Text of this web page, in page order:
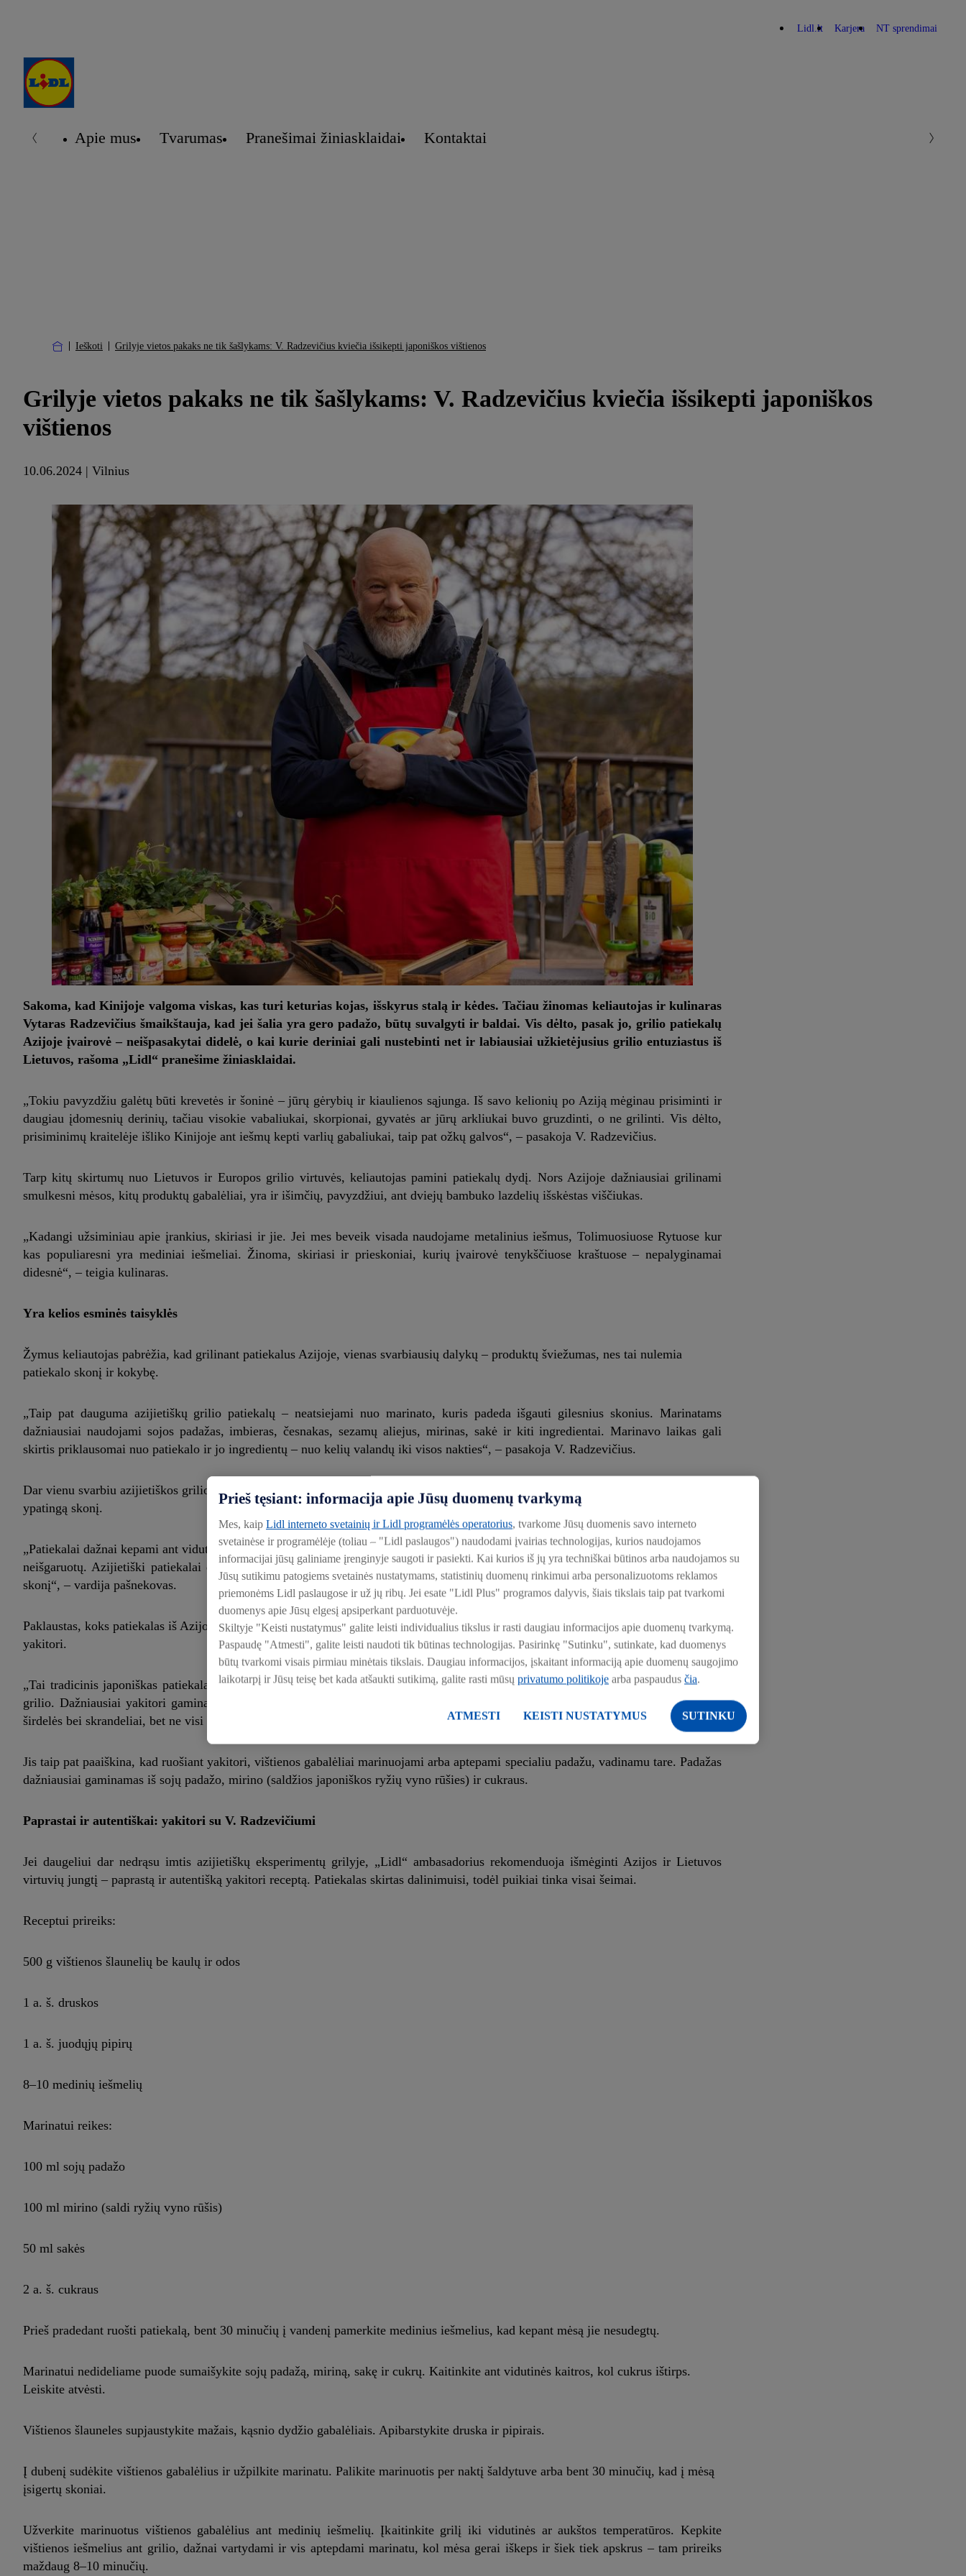
Lidl.lt Karjera NT sprendimai
Apie mus Tvarumas Pranešimai žiniasklaidai Kontaktai
Ieškoti Grilyje vietos pakaks ne tik šašlykams: V. Radzevičius kviečia išsikepti japoniškos vištienos
Grilyje vietos pakaks ne tik šašlykams: V. Radzevičius kviečia išsikepti japoniškos
vištienos
10.06.2024 | Vilnius
Sakoma, kad Kinijoje valgoma viskas, kas turi keturias kojas, išskyrus stalą ir kėdes. Tačiau žinomas keliautojas ir kulinaras
Vytaras Radzevičius šmaikštauja, kad jei šalia yra gero padažo, būtų suvalgyti ir baldai. Vis dėlto, pasak jo, grilio patiekalų
Azijoje įvairovė – neišpasakytai didelė, o kai kurie deriniai gali nustebinti net ir labiausiai užkietėjusius grilio entuziastus iš
Lietuvos, rašoma „Lidl“ pranešime žiniasklaidai.
„Tokiu pavyzdžiu galėtų būti krevetės ir šoninė – jūrų gėrybių ir kiaulienos sąjunga. Iš savo kelionių po Aziją mėginau prisiminti ir
daugiau įdomesnių derinių, tačiau visokie vabaliukai, skorpionai, gyvatės ar jūrų arkliukai buvo gruzdinti, o ne grilinti. Vis dėlto,
prisiminimų kraitelėje išliko Kinijoje ant iešmų kepti varlių gabaliukai, taip pat ožkų galvos“, – pasakoja V. Radzevičius.
Tarp kitų skirtumų nuo Lietuvos ir Europos grilio virtuvės, keliautojas pamini patiekalų dydį. Nors Azijoje dažniausiai grilinami
smulkesni mėsos, kitų produktų gabalėliai, yra ir išimčių, pavyzdžiui, ant dviejų bambuko lazdelių išskėstas viščiukas.
„Kadangi užsiminiau apie įrankius, skiriasi ir jie. Jei mes beveik visada naudojame metalinius iešmus, Tolimuosiuose Rytuose kur
kas populiaresni yra mediniai iešmeliai. Žinoma, skiriasi ir prieskoniai, kurių įvairovė tenykščiuose kraštuose – nepalyginamai
didesnė“, – teigia kulinaras.
Yra kelios esminės taisyklės
Žymus keliautojas pabrėžia, kad grilinant patiekalus Azijoje, vienas svarbiausių dalykų – produktų šviežumas, nes tai nulemia
patiekalo skonį ir kokybę.
„Taip pat dauguma azijietiškų grilio patiekalų – neatsiejami nuo marinato, kuris padeda išgauti gilesnius skonius. Marinatams
dažniausiai naudojami sojos padažas, imbieras, česnakas, sezamų aliejus, mirinas, sakė ir kiti ingredientai. Marinavo laikas gali
skirtis priklausomai nuo patiekalo ir jo ingredientų – nuo kelių valandų iki visos nakties“, – pasakoja V. Radzevičius.
Dar vienu svarbiu azijietiškos grilio virtuvės atributu kulinaras įvardija anglimi kūrenamą grilį, kuriame ruošiamas maistas įgyja
ypatingą skonį.
„Patiekalai dažnai kepami ant vidutinės ar aukštos temperatūros, kad išoriniai sluoksniai greitai „užsidarytų“, o viduje esančios sultys
neišgaruotų. Azijietiški patiekalai dažnai kepami trumpai, kad išliktų sultingi ir švieži. Per ilgas kepimas gali suardyti tekstūrą ir
skonį“, – vardija pašnekovas.
Paklaustas, koks patiekalas iš Azijos šiuo metu yra „ant bangos“ tarp Lietuvos grilintojų, „Lidl“ ambasadorius išskiria japoniškąjį
yakitori.
„Tai tradicinis japoniškas patiekalas, kurio pavadinimas reiškia „kepta višta“ – maži vištienos gabalėliai ant iešmelių ir iškepti ant
grilio. Dažniausiai yakitori gaminamas iš vištienos krūtinėlės, šlaunelių, kepenų, odos ir kitų vištienos gabalėlių. Man skanu ir jų
širdelės bei skrandeliai, bet ne visi išdrįsta to paragauti“, – šypteli V. Radzevičius.
Jis taip pat paaiškina, kad ruošiant yakitori, vištienos gabalėliai marinuojami arba aptepami specialiu padažu, vadinamu tare. Padažas
dažniausiai gaminamas iš sojų padažo, mirino (saldžios japoniškos ryžių vyno rūšies) ir cukraus.
Paprastai ir autentiškai: yakitori su V. Radzevičiumi
Jei daugeliui dar nedrąsu imtis azijietiškų eksperimentų grilyje, „Lidl“ ambasadorius rekomenduoja išmėginti Azijos ir Lietuvos
virtuvių jungtį – paprastą ir autentišką yakitori receptą. Patiekalas skirtas dalinimuisi, todėl puikiai tinka visai šeimai.
Receptui prireiks:
500 g vištienos šlaunelių be kaulų ir odos
1 a. š. druskos
1 a. š. juodųjų pipirų
8–10 medinių iešmelių
Marinatui reikes:
100 ml sojų padažo
100 ml mirino (saldi ryžių vyno rūšis)
50 ml sakės
2 a. š. cukraus
Prieš pradedant ruošti patiekalą, bent 30 minučių į vandenį pamerkite medinius iešmelius, kad kepant mėsą jie nesudegtų.
Marinatui nedideliame puode sumaišykite sojų padažą, miriną, sakę ir cukrų. Kaitinkite ant vidutinės kaitros, kol cukrus ištirps.
Leiskite atvėsti.
Vištienos šlauneles supjaustykite mažais, kąsnio dydžio gabalėliais. Apibarstykite druska ir pipirais.
Į dubenį sudėkite vištienos gabalėlius ir užpilkite marinatu. Palikite marinuotis per naktį šaldytuve arba bent 30 minučių, kad į mėsą
įsigertų skoniai.
Užverkite marinuotus vištienos gabalėlius ant medinių iešmelių. Įkaitinkite grilį iki vidutinės ar aukštos temperatūros. Kepkite
vištienos iešmelius ant grilio, dažnai vartydami ir vis aptepdami marinatu, kol mėsa gerai iškeps ir šiek tiek apskrus – tam prireiks
maždaug 8–10 minučių.
Prieš tęsiant: informacija apie Jūsų duomenų tvarkymą
Mes, kaip Lidl interneto svetainių ir Lidl programėlės operatorius, tvarkome Jūsų duomenis savo interneto
svetainėse ir programėlėje (toliau – "Lidl paslaugos") naudodami įvairias technologijas, kurios naudojamos
informacijai jūsų galiniame įrenginyje saugoti ir pasiekti. Kai kurios iš jų yra techniškai būtinos arba naudojamos su
Jūsų sutikimu patogiems svetainės nustatymams, statistinių duomenų rinkimui arba personalizuotoms reklamos
priemonėms Lidl paslaugose ir už jų ribų. Jei esate "Lidl Plus" programos dalyvis, šiais tikslais taip pat tvarkomi
duomenys apie Jūsų elgesį apsiperkant parduotuvėje.
Skiltyje "Keisti nustatymus" galite leisti individualius tikslus ir rasti daugiau informacijos apie duomenų tvarkymą.
Paspaudę "Atmesti", galite leisti naudoti tik būtinas technologijas. Pasirinkę "Sutinku", sutinkate, kad duomenys
būtų tvarkomi visais pirmiau minėtais tikslais. Daugiau informacijos, įskaitant informaciją apie duomenų saugojimo
laikotarpį ir Jūsų teisę bet kada atšaukti sutikimą, galite rasti mūsų privatumo politikoje arba paspaudus čia.
ATMESTI KEISTI NUSTATYMUS SUTINKU